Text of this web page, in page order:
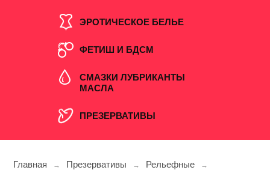
ЭРОТИЧЕСКОЕ БЕЛЬЕ
ФЕТИШ И БДСМ
СМАЗКИ ЛУБРИКАНТЫ
МАСЛА
ПРЕЗЕРВАТИВЫ
Главная → Презервативы → Рельефные
→